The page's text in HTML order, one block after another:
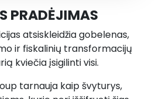
PRADĖJIMAS
atsiskleidžia gobelenas,
ir fiskalinių transformacijų
kviečia įsigilinti visi.
tarnauja kaip švyturys,